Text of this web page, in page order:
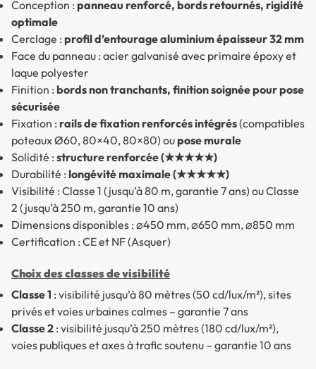
Conception : panneau renforcé, bords retournés, rigidité
optimale
Cerclage : profil d’entourage aluminium épaisseur 32 mm
Face du panneau : acier galvanisé avec primaire époxy et
laque polyester
Finition : bords non tranchants, finition soignée pour pose
sécurisée
Fixation : rails de fixation renforcés intégrés(compatibles
poteaux Ø60, 80×40, 80×80) oupose murale
Solidité : structure renforcée (★★★★★)
Durabilité : longévité maximale (★★★★★)
Visibilité : Classe 1 (jusqu’à 80 m, garantie 7 ans) ou Classe
2 (jusqu’à 250 m, garantie 10 ans)
Dimensions disponibles : ⌀450 mm, ⌀650 mm, ⌀850 mm
Certification : CE et NF (Asquer)
Choix des classes de visibilité
Classe 1 : visibilité jusqu’à 80 mètres (50 cd/lux/m²), sites
privés et voies urbaines calmes – garantie 7 ans
Classe 2 : visibilité jusqu’à 250 mètres (180 cd/lux/m²),
voies publiques et axes à trafic soutenu – garantie 10 ans